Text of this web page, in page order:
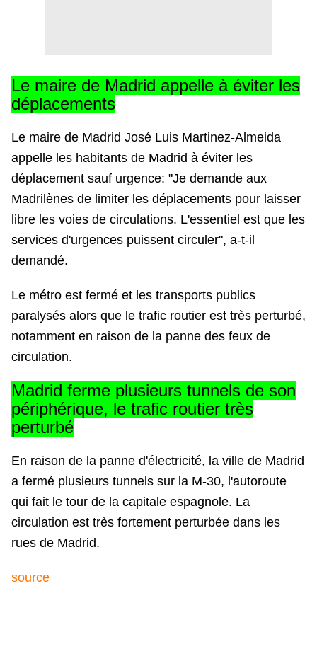
Le maire de Madrid appelle à éviter les
déplacements
Le maire de Madrid José Luis Martinez-Almeida
appelle les habitants de Madrid à éviter les
déplacement sauf urgence: "Je demande aux
Madrilènes de limiter les déplacements pour laisser
libre les voies de circulations. L'essentiel est que les
services d'urgences puissent circuler", a-t-il
demandé.
Le métro est fermé et les transports publics
paralysés alors que le trafic routier est très perturbé,
notamment en raison de la panne des feux de
circulation.
Madrid ferme plusieurs tunnels de son
périphérique, le trafic routier très
perturbé
En raison de la panne d'électricité, la ville de Madrid
a fermé plusieurs tunnels sur la M-30, l'autoroute
qui fait le tour de la capitale espagnole. La
circulation est très fortement perturbée dans les
rues de Madrid.
source